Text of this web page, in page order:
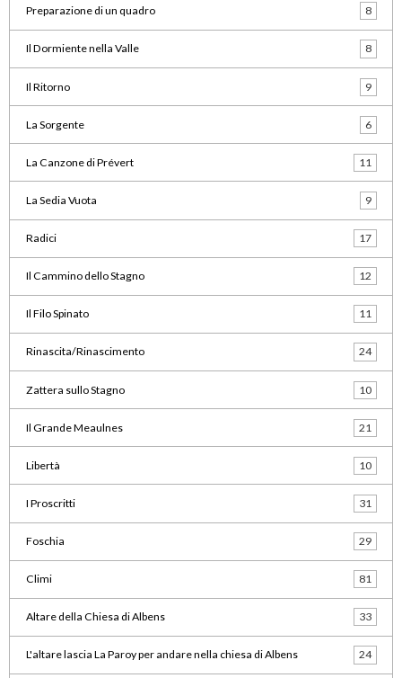
Preparazione di un quadro 8
Il Dormiente nella Valle 8
Il Ritorno 9
La Sorgente 6
La Canzone di Prévert 11
La Sedia Vuota 9
Radici 17
Il Cammino dello Stagno 12
Il Filo Spinato 11
Rinascita/Rinascimento 24
Zattera sullo Stagno 10
Il Grande Meaulnes 21
Libertà 10
I Proscritti 31
Foschia 29
Climi 81
Altare della Chiesa di Albens 33
L'altare lascia La Paroy per andare nella chiesa di Albens 24